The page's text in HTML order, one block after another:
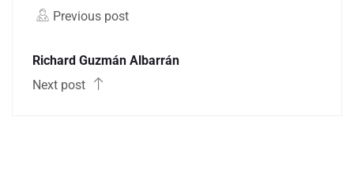
Previous post
Richard Guzmán Albarrán
Next post